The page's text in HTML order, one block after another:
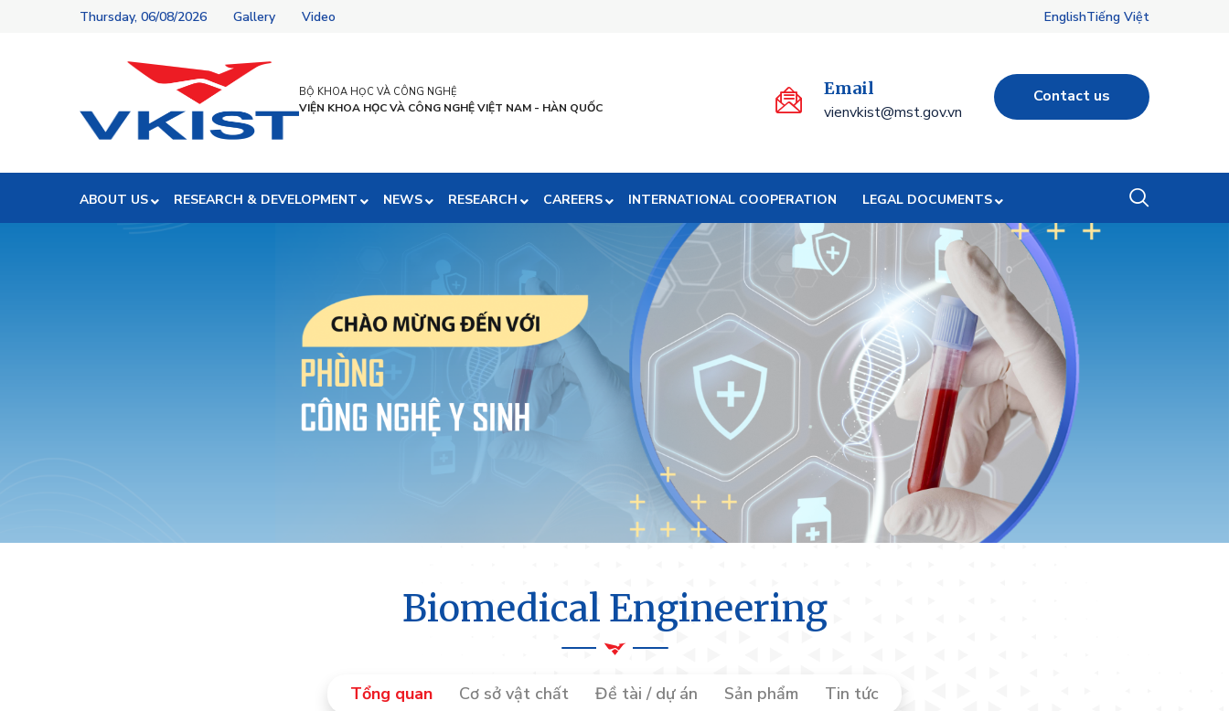
Thursday, 06/08/2026 Gallery Video EnglishTiếng Việt
BỘ KHOA HỌC VÀ CÔNG NGHỆ
VIỆN KHOA HỌC VÀ CÔNG NGHỆ VIỆT NAM - HÀN QUỐC
Email
vienvkist@mst.gov.vn
Contact us
ABOUT US RESEARCH & DEVELOPMENT NEWS RESEARCH CAREERS INTERNATIONAL COOPERATION LEGAL DOCUMENTS
Biomedical Engineering
Tổng quan Cơ sở vật chất Đề tài / dự án Sản phẩm Tin tức